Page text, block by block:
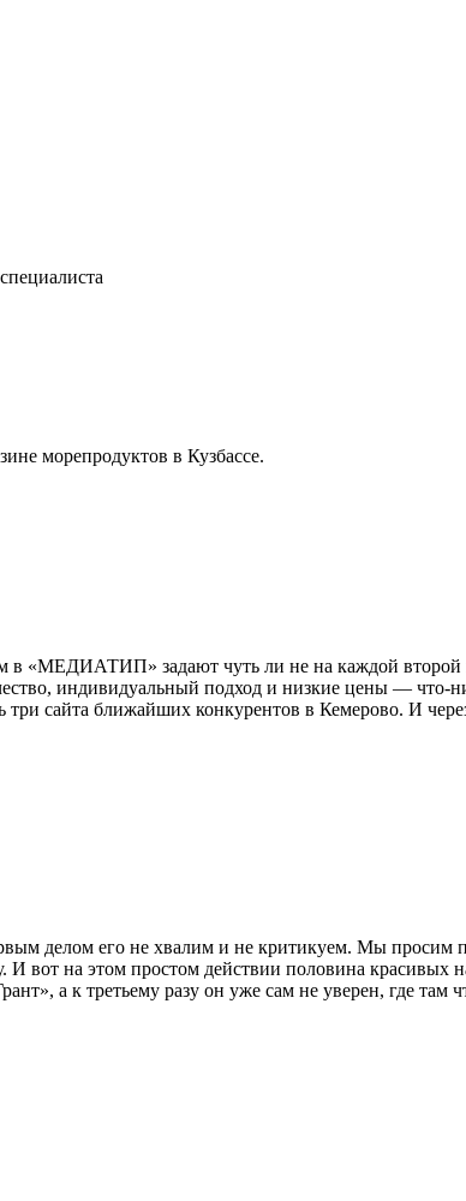
морепродуктов в Кузбассе.
в «МЕДИАТИП» задают чуть ли не на каждой второй
индивидуальный подход и низкие цены — что-
сайта ближайших конкурентов в Кемерово. И
его не хвалим и не критикуем. Мы просим
на этом простом действии половина красивых
а к третьему разу он уже сам не уверен, где там